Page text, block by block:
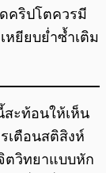
คริปโตควรมี
หยียบย่ำซ้ำเติม
สะท้อนให้เห็น
เตือนสติสิงห์
ตวิทยาแบบหัก